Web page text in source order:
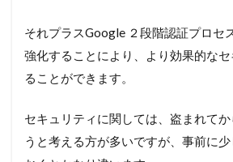
それプラスGoogle ２段階認証プロセ
強化することにより、より効果的な
ることができます。
セキュリティに関しては、盗まれて
うと考える方が多いですが、事前に